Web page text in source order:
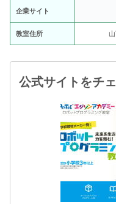
企業サイト
教室住所
公式サイトをチ